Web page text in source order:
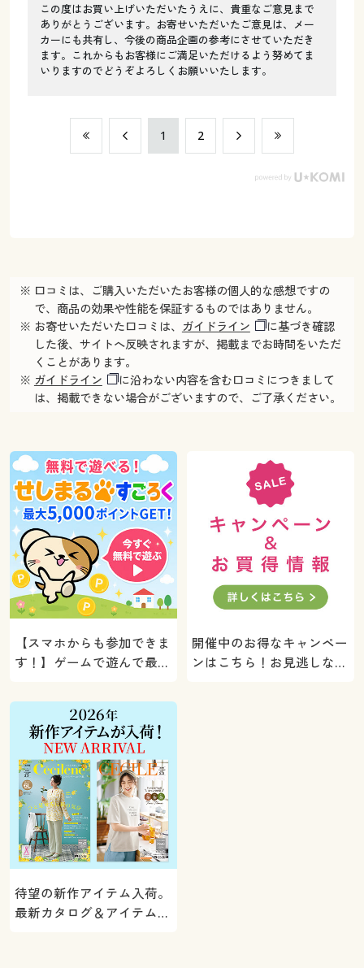
この度はお買い上げいただいたうえに、貴重なご意見まで
ありがとうございます。お寄せいただいたご意見は、メー
カーにも共有し、今後の商品企画の参考にさせていただき
ます。これからもお客様にご満足いただけるよう努めてま
いりますのでどうぞよろしくお願いいたします。
​1 ​2
※ 口コミは、ご購入いただいたお客様の個人的な感想ですの
で、商品の効果や性能を保証するものではありません。
※ お寄せいただいた口コミは、 ガイドライン
に基づき確認
した後、サイトへ反映されますが、掲載までお時間をいただ
くことがあります。
※ ガイドライン
に沿わない内容を含む口コミにつきまして
は、掲載できない場合がございますので、ご了承ください。
【スマホからも参加できま
す！】ゲームで遊んで最大
ト！
開催中のお得なキャンペー
ンはこちら！お見逃しな
待望の新作アイテム入荷。
最新カタログ＆アイテムを